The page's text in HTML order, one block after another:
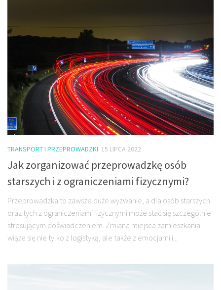
TRANSPORT I PRZEPROWADZKI 15 LIPCA 2022
Jak zorganizować przeprowadzkę osób
starszych i z ograniczeniami fizycznymi?
Przeprowadzka to zawsze duże wyzwanie, a dla osób starszych
oraz tych z ograniczeniami fizycznymi może stać się szczególnie
stresującym doświadczeniem. Zmiana miejsca zamieszkania
wiąże się nie tylko z logistyką, ale także z emocjami i...